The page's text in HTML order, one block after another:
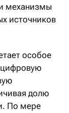
механизмы
источников
особое
цифровую
долю
По мере